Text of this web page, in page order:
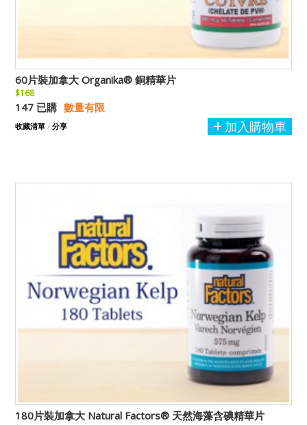
60片裝加拿大 Organika® 銅精華片
$168
147 已購 數量有限
加入購物車
收藏清單 / 分享
180片裝加拿大 Natural Factors® 天然海藻含碘精華片